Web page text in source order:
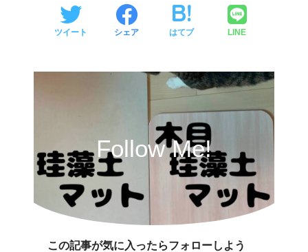
ツイート シェア はてブ LINE
Follow Me!
この記事が気に入ったらフォローしよう